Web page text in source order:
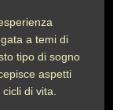
a temi di
tipo di sogno
aspetti
di vita.